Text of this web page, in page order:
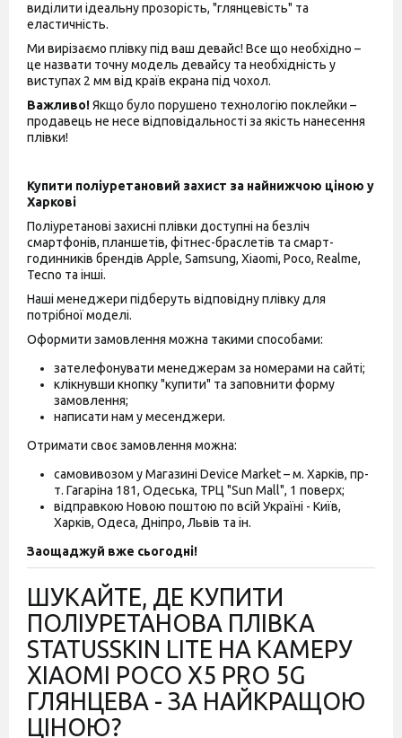
виділити ідеальну прозорість, "глянцевість" та
еластичність.
Ми вирізаємо плівку під ваш девайс! Все що необхідно –
це назвати точну модель девайсу та необхідність у
виступах 2 мм від країв екрана під чохол.
Важливо!Якщо було порушено технологію поклейки –
продавець не несе відповідальності за якість нанесення
плівки!
Купити поліуретановий захист за найнижчою ціною у
Харкові
Поліуретанові захисні плівки доступні на безліч
смартфонів, планшетів, фітнес-браслетів та смарт-
годинників брендів Apple, Samsung, Xiaomi, Poco, Realme,
Tecno та інші.
Наші менеджери підберуть відповідну плівку для
потрібної моделі.
Оформити замовлення можна такими способами:
зателефонувати менеджерам за номерами на сайті;
клікнувши кнопку "купити" та заповнити форму
замовлення;
написати нам у месенджери.
Отримати своє замовлення можна:
самовивозом у Магазині Device Market – м. Харків, пр-
т. Гагаріна 181, Одеська, ТРЦ "Sun Mall", 1 поверх;
відправкою Новою поштою по всій Україні - Київ,
Харків, Одеса, Дніпро, Львів та ін.
Заощаджуй вже сьогодні!
ШУКАЙТЕ, ДЕ КУПИТИ
ПОЛІУРЕТАНОВА ПЛІВКА
STATUSSKIN LITE НА КАМЕРУ
XIAOMI POCO X5 PRO 5G
ГЛЯНЦЕВА - ЗА НАЙКРАЩОЮ
ЦІНОЮ?